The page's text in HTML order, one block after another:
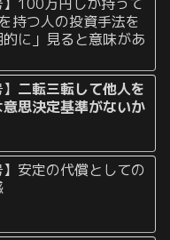
持つ人の投資手法を
に」見ると意味があ
二転三転して他人を
思決定基準がないか
】安定の代償としての